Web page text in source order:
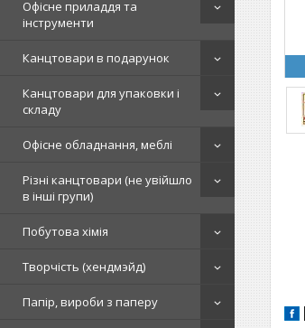
Офісне приладдя та
інструменти
Канцтовари в подарунок
Канцтовари для упаковки і
складу
Офісне обладнання, меблі
Різні канцтовари (не увійшло
в інші групи)
Побутова хімія
Творчість (хендмэйд)
Папір, вироби з паперу